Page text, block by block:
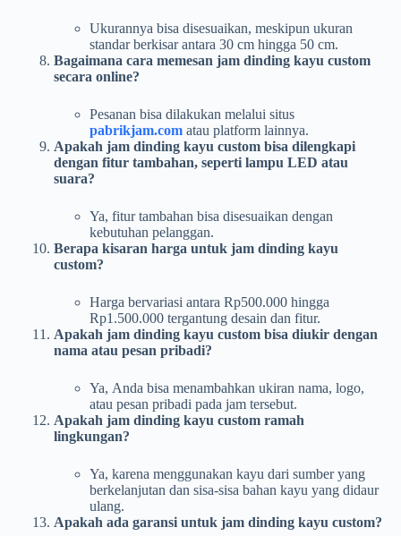
Ukurannya bisa disesuaikan, meskipun ukuran
standar berkisar antara 30 cm hingga 50 cm.
Bagaimana cara memesan jam dinding kayu custom
secara online?
Pesanan bisa dilakukan melalui situs
pabrikjam.com atau platform lainnya.
Apakah jam dinding kayu custom bisa dilengkapi
dengan fitur tambahan, seperti lampu LED atau
suara?
Ya, fitur tambahan bisa disesuaikan dengan
kebutuhan pelanggan.
Berapa kisaran harga untuk jam dinding kayu
custom?
Harga bervariasi antara Rp500.000 hingga
Rp1.500.000 tergantung desain dan fitur.
Apakah jam dinding kayu custom bisa diukir dengan
nama atau pesan pribadi?
Ya, Anda bisa menambahkan ukiran nama, logo,
atau pesan pribadi pada jam tersebut.
Apakah jam dinding kayu custom ramah
lingkungan?
Ya, karena menggunakan kayu dari sumber yang
berkelanjutan dan sisa-sisa bahan kayu yang didaur
ulang.
Apakah ada garansi untuk jam dinding kayu custom?